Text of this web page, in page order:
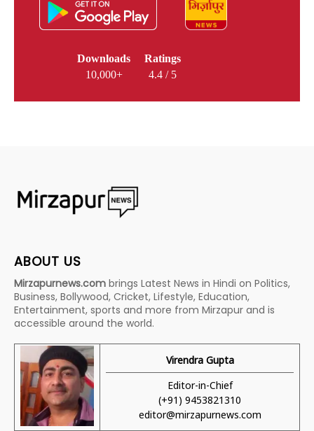
Downloads
10,000+
Ratings
4.4 / 5
ABOUT US
Mirzapurnews.com brings Latest News in Hindi on Politics,
Business, Bollywood, Cricket, Lifestyle, Education,
Entertainment, sports and more from Mirzapur and is
accessible around the world.
Virendra Gupta
Editor-in-Chief
(+91) 9453821310
editor@mirzapurnews.com